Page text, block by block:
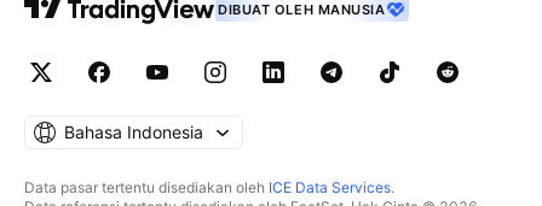
DIBUAT OLEH MANUSIA
Bahasa Indonesia
Data pasar tertentu disediakan oleh ICE Data Services.